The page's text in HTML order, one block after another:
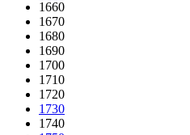
1660
1670
1680
1690
1700
1710
1720
1730
1740